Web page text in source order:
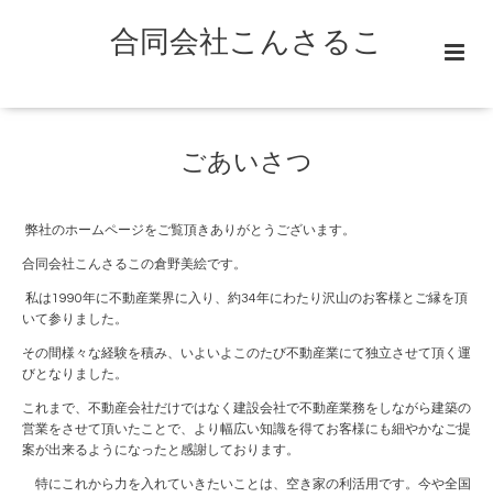
合同会社こんさるこ
ごあいさつ
弊社のホームページをご覧頂きありがとうございます。
合同会社こんさるこの倉野美絵です。
私は1990年に不動産業界に入り、約34年にわたり沢山のお客様とご縁を頂
いて参りました。
その間様々な経験を積み、いよいよこのたび不動産業にて独立させて頂く運
びとなりました。
これまで、不動産会社だけではなく建設会社で不動産業務をしながら建築の
営業をさせて頂いたことで、より幅広い知識を得てお客様にも細やかなご提
案が出来るようになったと感謝しております。
特にこれから力を入れていきたいことは、空き家の利活用です。今や全国